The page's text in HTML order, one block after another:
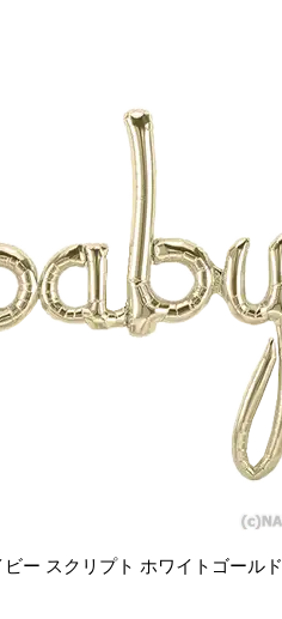
ー スクリプト ホワイトゴールド